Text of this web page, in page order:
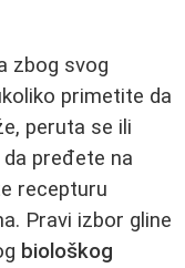
zbog svog
primetite da
peruta se ili
pređete na
recepturu
Pravi izbor gline
biološkog